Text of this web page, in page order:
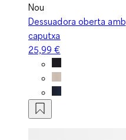
Nou
Dessuadora oberta amb
caputxa
25,99 €